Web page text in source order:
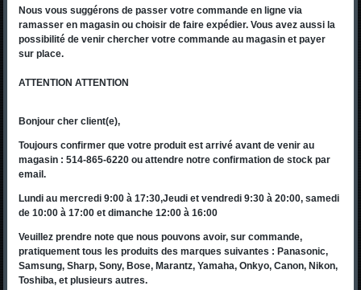
Nous vous suggérons de passer votre commande en ligne via
ramasser en magasin ou choisir de faire expédier. Vous avez aussi la
possibilité de venir chercher votre commande au magasin et payer
sur place.
ATTENTION ATTENTION
Bonjour cher client(e),
Toujours confirmer que votre produit est arrivé avant de venir au
magasin : 514-865-6220 ou attendre notre confirmation de stock par
email.
Lundi au mercredi 9:00 à 17:30,Jeudi et vendredi 9:30 à 20:00, samedi
de 10:00 à 17:00 et dimanche 12:00 à 16:00
Veuillez prendre note que nous pouvons avoir, sur commande,
pratiquement tous les produits des marques suivantes : Panasonic,
Samsung, Sharp, Sony, Bose, Marantz, Yamaha, Onkyo, Canon, Nikon,
Toshiba, et plusieurs autres.